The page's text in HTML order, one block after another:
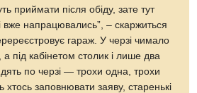
приймати після обіду, зате тут
вже напрацювались”, – скаржиться
гараж. У черзі чимало
під кабінетом столик і лише два
по черзі — трохи одна, трохи
заповнювати заяву, старенькі